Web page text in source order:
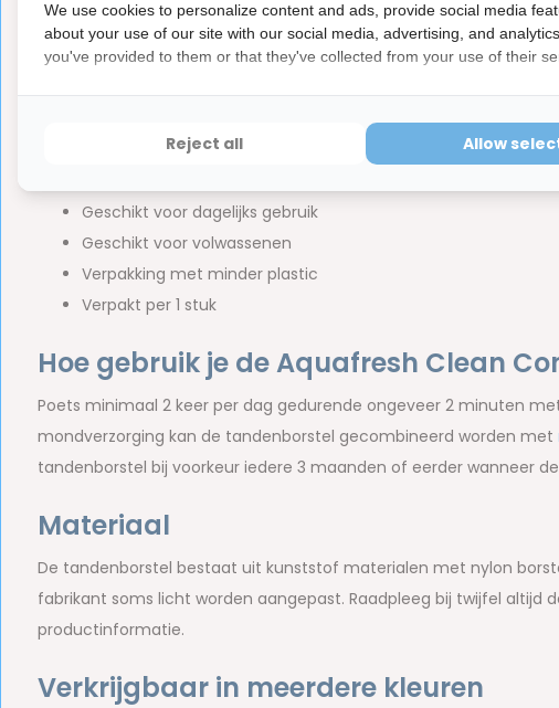
Belangrijkste kenmerken
Helpt tandplak en bacteriën verwijderen
Ondersteunt een schone en frisse mond
Geschikt voor dagelijks gebruik
Geschikt voor volwassenen
Verpakking met minder plastic
Verpakt per 1 stuk
Hoe gebruik je de Aquafresh Clean
Poets minimaal 2 keer per dag gedurende ongeveer 2 minuten
mondverzorging kan de tandenborstel gecombineerd worden met
tandenborstel bij voorkeur iedere 3 maanden of eerder wanneer
Materiaal
De tandenborstel bestaat uit kunststof materialen met nylon
fabrikant soms licht worden aangepast. Raadpleeg bij twijfel altijd
productinformatie.
Verkrijgbaar in meerdere kleuren
We use cookies to personalize content and ads, provide social media
about your use of our site with our social media, advertising, and
you've provided to them or that they've collected from your use of their
Reject all Allow